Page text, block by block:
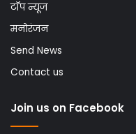
टॉप न्यूज
मनोरंजन
Send News
Contact us
Join us on Facebook